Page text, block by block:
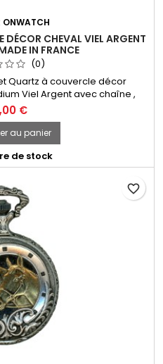
ONWATCH
DÉCOR CHEVAL VIEL ARGENT
IN FRANCE
(0)
Quartz à couvercle décor
Viel Argent avec chaîne ,
515 Swiss Parts, 3 aiguilles
Française
€
au panier
de stock
favorite_border